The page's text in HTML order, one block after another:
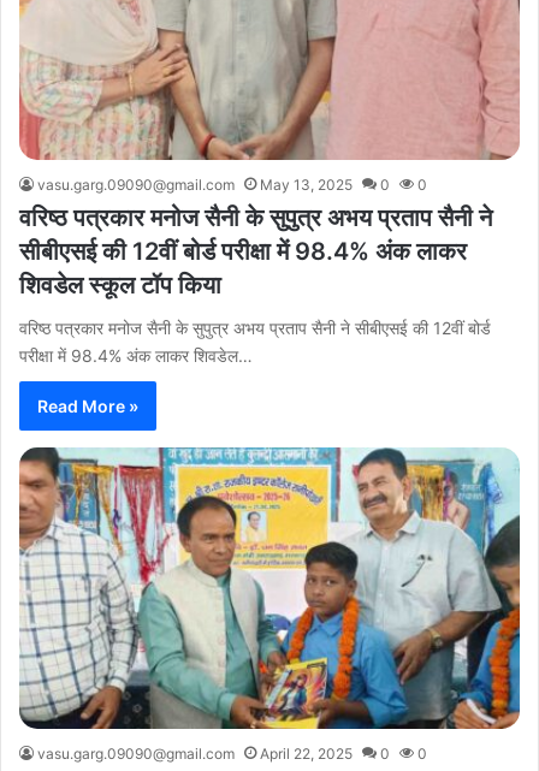
vasu.garg.09090@gmail.com May 13, 2025 0 0
वरिष्ठ पत्रकार मनोज सैनी के सुपुत्र अभय प्रताप सैनी ने
सीबीएसई की 12वीं बोर्ड परीक्षा में 98.4% अंक लाकर
शिवडेल स्कूल टॉप किया
वरिष्ठ पत्रकार मनोज सैनी के सुपुत्र अभय प्रताप सैनी ने सीबीएसई की 12वीं बोर्ड
परीक्षा में 98.4% अंक लाकर शिवडेल…
Read More »
vasu.garg.09090@gmail.com April 22, 2025 0 0